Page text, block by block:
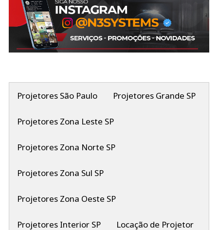
Projetores São Paulo Projetores Grande SP
Projetores Zona Leste SP
Projetores Zona Norte SP
Projetores Zona Sul SP
Projetores Zona Oeste SP
Projetores Interior SP Locação de Projetor